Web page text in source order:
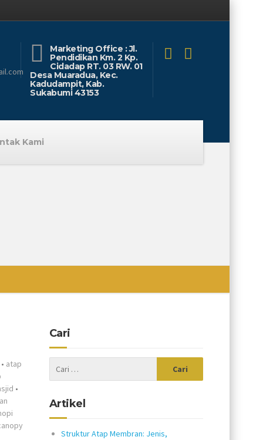
Marketing Office : Jl.
Pendidikan Km. 2 Kp.
Cidadap RT. 03 RW. 01
Desa Muaradua, Kec.
Kadudampit, Kab.
Sukabumi 43153
Kami
• atap
•
Cari
Artikel
Struktur Atap Membran: Jenis,